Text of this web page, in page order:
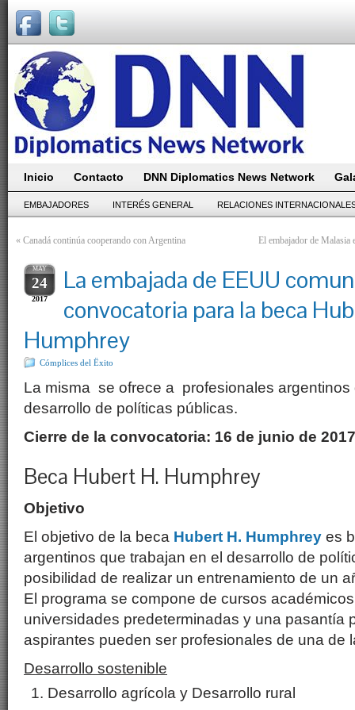
Inicio Contacto DNN Diplomatics News Network
EMBAJADORES INTERÉS GENERAL RELACIONES
« Canadá continúa cooperando con Argentina El embajador de Malasia
MAY
24
2017
La embajada de EEUU
convocatoria para la beca
Humphrey
Cómplices del Ëxito
La misma se ofrece a profesionales argentinos
desarrollo de políticas públicas.
Cierre de la convocatoria: 16 de junio de 2017
Beca Hubert H. Humphrey
Objetivo
El objetivo de la beca Hubert H. Humphrey es
argentinos que trabajan en el desarrollo de
posibilidad de realizar un entrenamiento de un
El programa se compone de cursos
universidades predeterminadas y una pasantía
aspirantes pueden ser profesionales de una de
Desarrollo sostenible
Desarrollo agrícola y Desarrollo rural